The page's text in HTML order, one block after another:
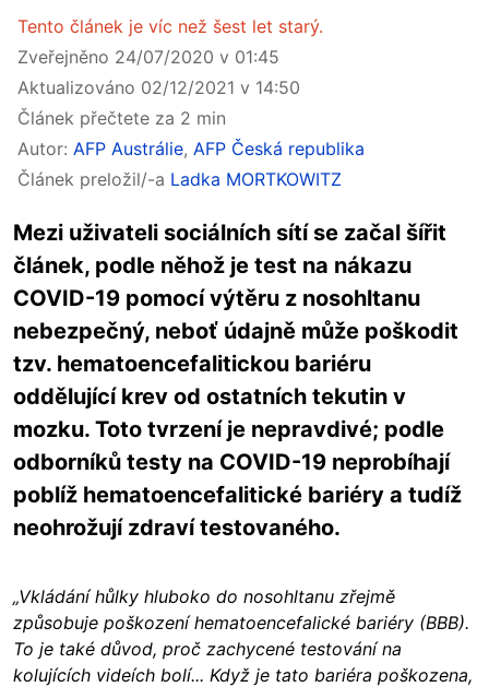
Tento článek je víc než šest let starý.
Zveřejněno 24/07/2020 v 01:45
Aktualizováno 02/12/2021 v 14:50
Článek přečtete za 2 min
Autor: AFP Austrálie, AFP Česká republika
Článek preložil/-a Ladka MORTKOWITZ
Mezi uživateli sociálních sítí se začal šířit
článek, podle něhož je test na nákazu
COVID-19 pomocí výtěru z nosohltanu
nebezpečný, neboť údajně může poškodit
tzv. hematoencefalitickou bariéru
oddělující krev od ostatních tekutin v
mozku. Toto tvrzení je nepravdivé; podle
odborníků testy na COVID-19 neprobíhají
poblíž hematoencefalitické bariéry a tudíž
neohrožují zdraví testovaného.
„Vkládání hůlky hluboko do nosohltanu zřejmě
způsobuje poškození hematoencefalické bariéry (BBB).
To je také důvod, proč zachycené testování na
kolujících videích bolí... Když je tato bariéra poškozena,